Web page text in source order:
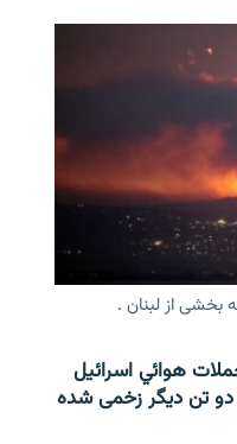
بخشی از لبنان .
هوائي اسرائیل
تن دیگر زخمی شده